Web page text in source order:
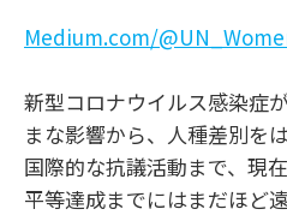
Medium.com/
新型コロナウイルス感染症
まな影響から、人種差別を
国際的な抗議活動まで、現
平等達成までにはまだほど